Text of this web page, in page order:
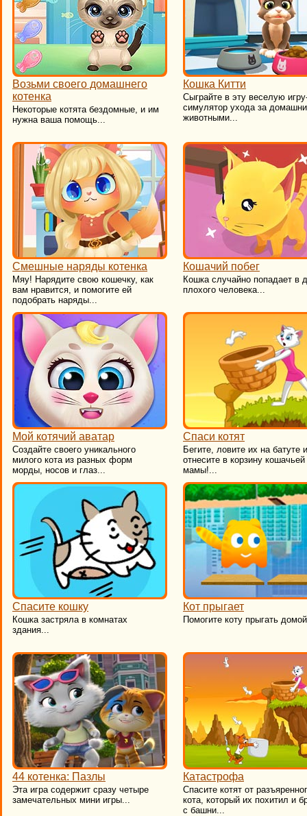
Возьми своего домашнего
котенка
Некоторые котята бездомные, и им
нужна ваша помощь...
Кошка Китти
Сыграйте в эту веселую
симулятор ухода за
животными...
Смешные наряды котенка
Мяу! Нарядите свою кошечку, как
вам нравится, и помогите ей
подобрать наряды...
Кошачий побег
Кошка случайно попадает в
плохого человека...
Мой котячий аватар
​Создайте своего уникального
милого кота из разных форм
морды, носов и глаз...
Спаси котят
Бегите, ловите их на батуте и
отнесите в корзину кошачьей
мамы!...
Спасите кошку
Кошка застряла в комнатах
здания...
Кот прыгает
​Помогите коту прыгать
44 котенка: Пазлы
Эта игра содержит сразу четыре
замечательных мини игры...
Катастрофа
​Спасите котят от
кота, который их похитил и
с башни...